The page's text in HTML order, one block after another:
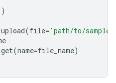
upload(file= 'path/to/
get(name=file_name)